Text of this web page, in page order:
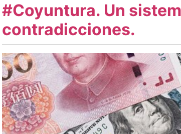
#Coyuntura. Un
contradicciones.